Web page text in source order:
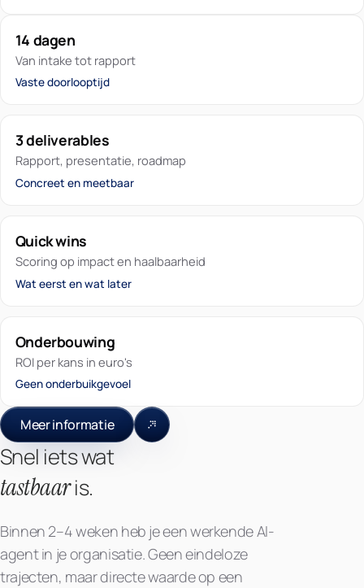
14 dagen
Van intake tot rapport
Vaste doorlooptijd
3 deliverables
Rapport, presentatie, roadmap
Concreet en meetbaar
Quick wins
Scoring op impact en haalbaarheid
Wat eerst en wat later
Onderbouwing
ROI per kans in euro's
Geen onderbuikgevoel
Meer informatie
Snel iets wat
tastbaaris.
Binnen 2–4 weken heb je een werkende AI-
agent in je organisatie. Geen eindeloze
trajecten, maar directe waarde op een